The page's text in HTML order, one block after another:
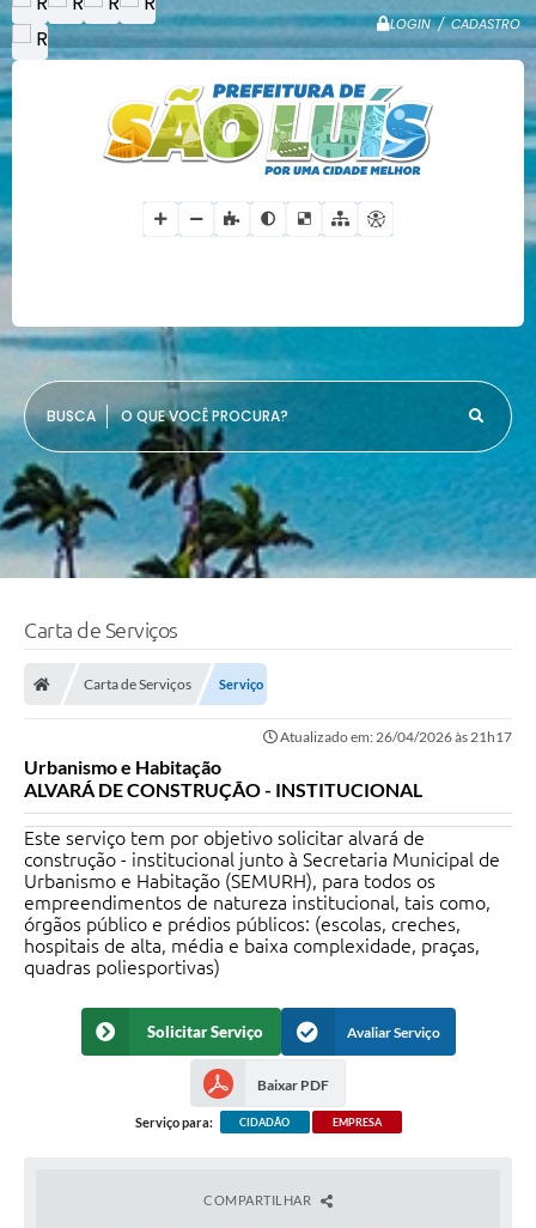
LOGIN / CADASTRO
O QUE VOCÊ PROCURA?
Carta de Serviços
Carta de Serviços Serviço
Atualizado em: 26/04/2026 às 21h17
Urbanismo e Habitação
ALVARÁ DE CONSTRUÇÃO - INSTITUCIONAL
Este serviço tem por objetivo solicitar alvará de
construção - institucional junto à Secretaria Municipal de
Urbanismo e Habitação (SEMURH), para todos os
empreendimentos de natureza institucional, tais como,
órgãos público e prédios públicos: (escolas, creches,
hospitais de alta, média e baixa complexidade, praças,
quadras poliesportivas)
Solicitar Serviço Avaliar Serviço
Baixar PDF
Serviço para: CIDADÃO EMPRESA
COMPARTILHAR